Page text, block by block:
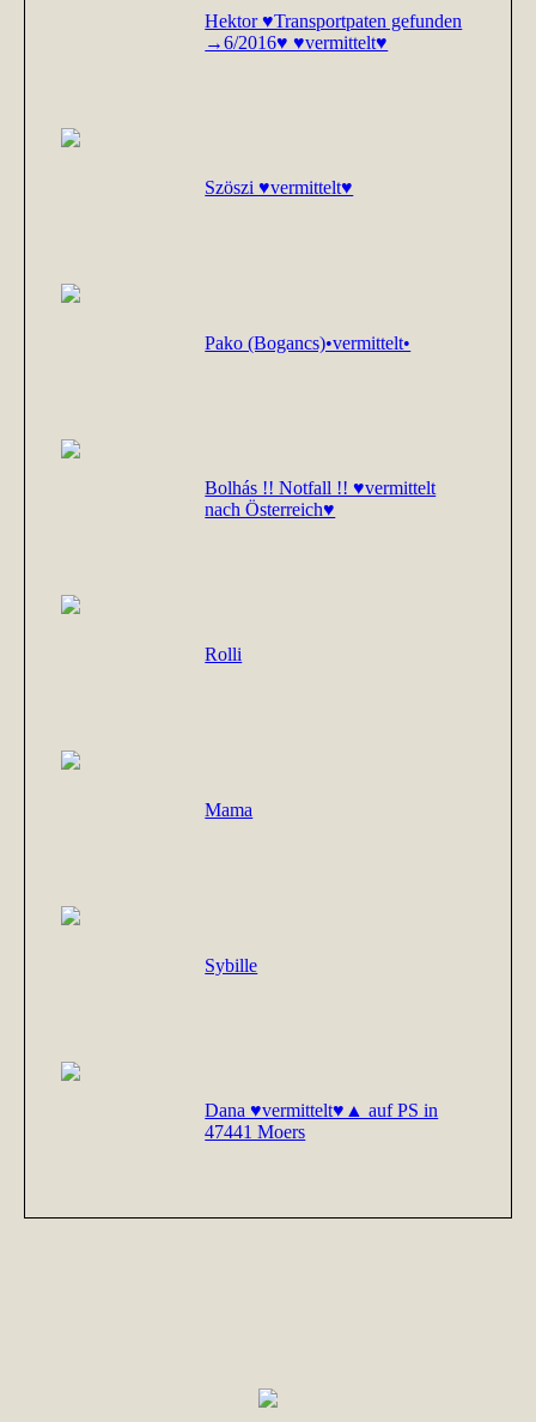
Hektor ♥Transportpaten gefunden
→6/2016♥ ♥vermittelt♥
Szöszi ♥vermittelt♥
Pako (Bogancs)•vermittelt•
Bolhás !! Notfall !! ♥vermittelt
nach Österreich♥
Rolli
Mama
Sybille
Dana ♥vermittelt♥▲ auf PS in
47441 Moers